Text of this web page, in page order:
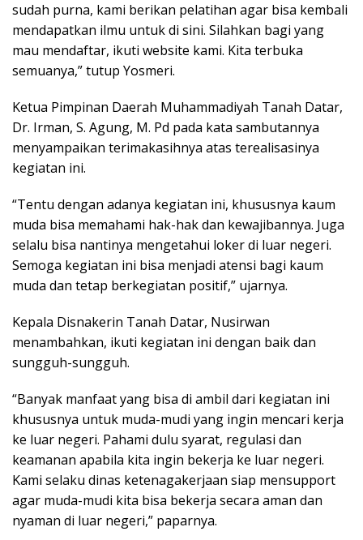
sudah purna, kami berikan pelatihan agar bisa kembali
mendapatkan ilmu untuk di sini. Silahkan bagi yang
mau mendaftar, ikuti website kami. Kita terbuka
semuanya,” tutup Yosmeri.
Ketua Pimpinan Daerah Muhammadiyah Tanah Datar,
Dr. Irman, S. Agung, M. Pd pada kata sambutannya
menyampaikan terimakasihnya atas terealisasinya
kegiatan ini.
“Tentu dengan adanya kegiatan ini, khususnya kaum
muda bisa memahami hak-hak dan kewajibannya. Juga
selalu bisa nantinya mengetahui loker di luar negeri.
Semoga kegiatan ini bisa menjadi atensi bagi kaum
muda dan tetap berkegiatan positif,” ujarnya.
Kepala Disnakerin Tanah Datar, Nusirwan
menambahkan, ikuti kegiatan ini dengan baik dan
sungguh-sungguh.
“Banyak manfaat yang bisa di ambil dari kegiatan ini
khususnya untuk muda-mudi yang ingin mencari kerja
ke luar negeri. Pahami dulu syarat, regulasi dan
keamanan apabila kita ingin bekerja ke luar negeri.
Kami selaku dinas ketenagakerjaan siap mensupport
agar muda-mudi kita bisa bekerja secara aman dan
nyaman di luar negeri,” paparnya.